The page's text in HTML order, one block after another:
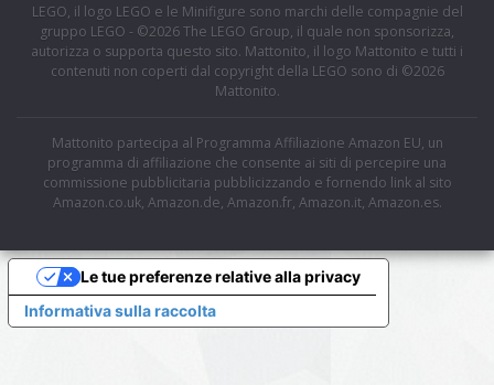
LEGO, il logo LEGO e le Minifigure sono marchi delle compagnie del
gruppo LEGO - ©2026 The LEGO Group, il quale non sponsorizza,
autorizza o supporta questo sito. Mattonito, il logo Mattonito e tutti i
contenuti non coperti dal copyright della LEGO sono di ©2026
Mattonito.
Mattonito partecipa al Programma Affiliazione Amazon EU, un
programma di affiliazione che consente ai siti di percepire una
commissione pubblicitaria pubblicizzando e fornendo link al sito
Amazon.co.uk, Amazon.de, Amazon.fr, Amazon.it, Amazon.es.
Informativa sulla raccolta
Le tue preferenze relative alla privacy